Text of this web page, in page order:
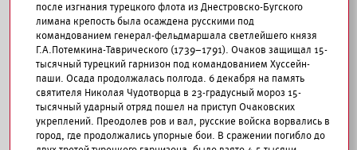
после изгнания турецкого флота из Днестровско-Бугского
лимана крепость была осаждена русскими под
командованием генерал-фельдмаршала светлейшего князя
Г.А.Потемкина-Таврического (1739–1791). Очаков защищал 15-
тысячный турецкий гарнизон под командованием Хуссейн-
паши. Осада продолжалась полгода. 6 декабря на память
святителя Николая Чудотворца в 23-градусный мороз 15-
тысячный ударный отряд пошел на приступ Очаковских
укреплений. Преодолев ров и вал, русские войска ворвались в
город, где продолжались упорные бои. В сражении погибло до